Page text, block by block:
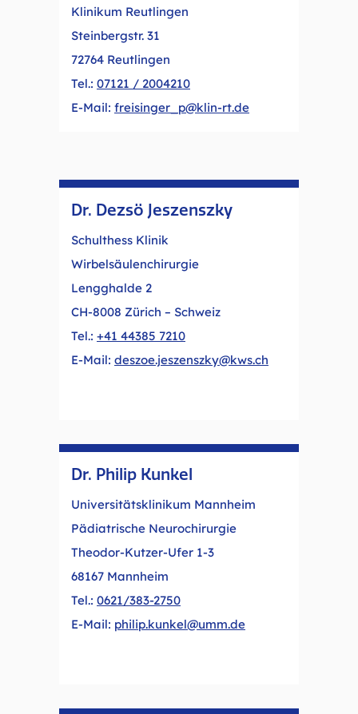
Klinikum Reutlingen
Steinbergstr. 31
72764 Reutlingen
Tel.: 07121 / 2004210
E-Mail: freisinger_p@klin-rt.de
Dr. Dezsö Jeszenszky
Schulthess Klinik
Wirbelsäulenchirurgie
Lengghalde 2
CH-8008 Zürich – Schweiz
Tel.: +41 44385 7210
E-Mail: deszoe.jeszenszky@kws.ch
Dr. Philip Kunkel
Universitätsklinikum Mannheim
Pädiatrische Neurochirurgie
Theodor-Kutzer-Ufer 1-3
68167 Mannheim
Tel.: 0621/383-2750
E-Mail: philip.kunkel@umm.de